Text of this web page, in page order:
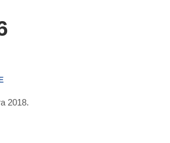
2018.